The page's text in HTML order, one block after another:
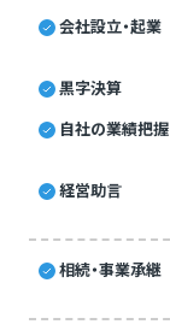
会社設立・起業
黒字決算
自社の業績把握
経営助言
相続・事業承継